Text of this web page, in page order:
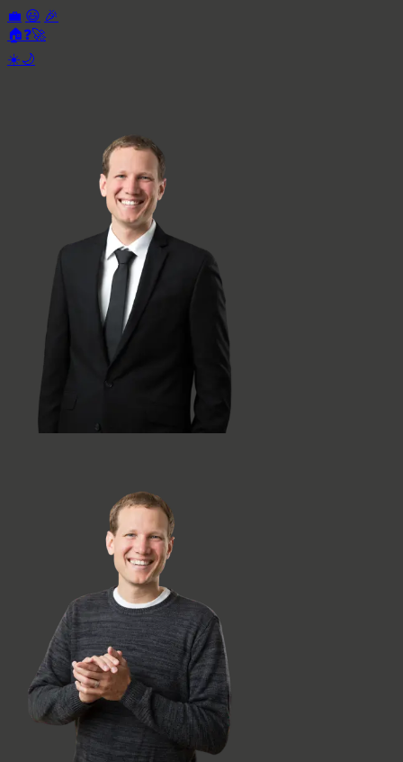
💼 😃 🎉
🏠❓🚀
☀️🌙